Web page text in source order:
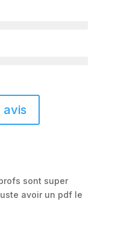
avis
sont super
avoir un pdf le